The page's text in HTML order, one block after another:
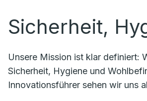
Sicherheit,
Unsere Mission ist klar definiert:
Sicherheit, Hygiene und
Innovationsführer sehen wir uns